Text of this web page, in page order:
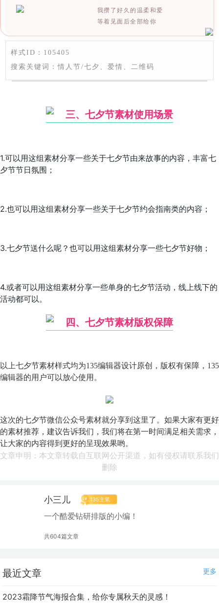
我攒了好久的温柔和爱
等着见面后全部给你
样式ID：105405
搜索关键词：情人节/七夕、爱情、二维码
三、七夕节素材使用场景
1.可以用这组素材分享一些关于七夕节由来故事的内容，丰富七
夕节节日氛围；
2.也可以用这组素材分享一些关于七夕节约会指南类的内容；
3.七夕节送什么呢？也可以用这组素材分享一些七夕节好物；
4.或者可以用这组素材分享一些单身的七夕节活动，线上线下的
活动都可以。
四、七夕节素材版权保障
以上七夕节素材样式均为135编辑器设计原创，版权有保障，135
编辑器的用户可以放心使用。
这次的七夕节微信公众号素材就分享到这里了。如果大家有更好
的素材推荐，建议告诉我们，我们将在第一时间满足相关需求，
让大家的内容得到更好的呈现效果哟。
文章申明：本文章转载自互联网公开渠道，如有侵权请联系我们
删除
小三儿 135主笔
一个酷爱钻研排版的小编！
共604篇文章
最近文章 更多
2023霜降节气海报合集，给你专属秋天的灵感！